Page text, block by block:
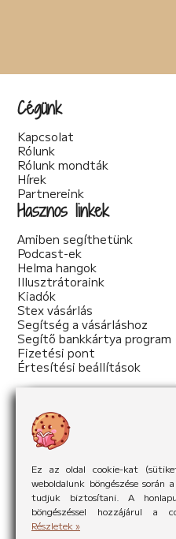
Ez az oldal cookie-kat
weboldalunk böngészése során
tudjuk biztosítani. A
böngészéssel hozzájárul a
Részletek »
Cégünk
Kapcsolat
Rólunk
Rólunk mondták
Hírek
Partnereink
Hasznos linkek
Amiben segíthetünk
Podcast-ek
Helma hangok
Illusztrátoraink
Kiadók
Stex vásárlás
Segítség a vásárláshoz
Segítő bankkártya program
Fizetési pont
Értesítési beállítások